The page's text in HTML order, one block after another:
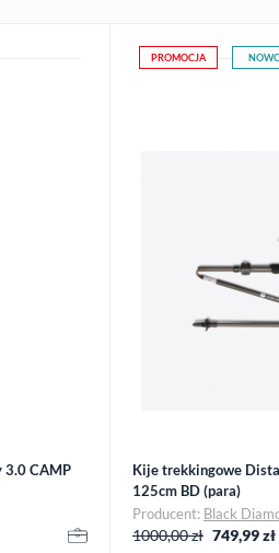
3.0 CAMP
PROMOCJA
Kije trekkingowe
125cm BD (para)
Producent: Black
1000,00 zł 749,99zł